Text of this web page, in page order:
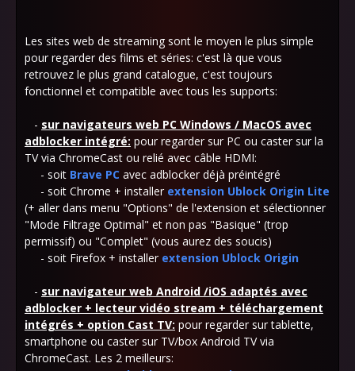
Les sites web de streaming sont le moyen le plus simple
pour regarder des films et séries: c'est là que vous
retrouvez le plus grand catalogue, c'est toujours
fonctionnel et compatible avec tous les supports:
- sur navigateurs web PC Windows / MacOS avec
adblocker intégré: pour regarder sur PC ou caster sur la
TV via ChromeCast ou relié avec câble HDMI:
- soit Brave PC avec adblocker déjà préintégré
- soit Chrome + installer extension Ublock Origin Lite
(+ aller dans menu "Options" de l'extension et sélectionner
"Mode Filtrage Optimal" et non pas "Basique" (trop
permissif) ou "Complet" (vous aurez des soucis)
- soit Firefox + installer extension Ublock Origin
- sur navigateur web Android /iOS adaptés avec
adblocker + lecteur vidéo stream + téléchargement
intégrés + option Cast TV: pour regarder sur tablette,
smartphone ou caster sur TV/box Android TV via
ChromeCast. Les 2 meilleurs: